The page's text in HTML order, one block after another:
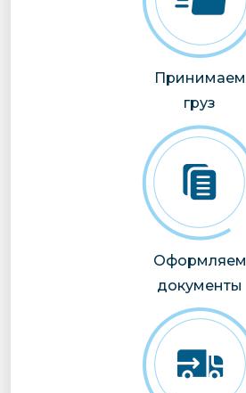
Принимаем
груз
Оформляем
документы